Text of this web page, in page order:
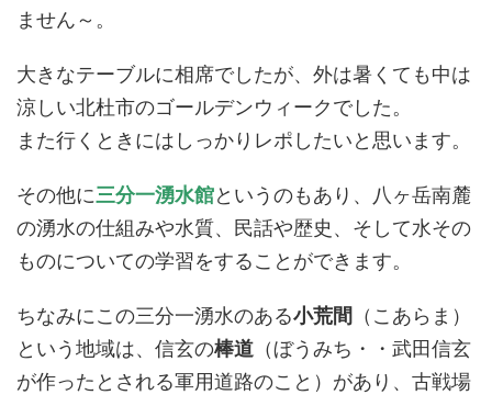
ません～。
大きなテーブルに相席でしたが、外は暑くても中は
涼しい北杜市のゴールデンウィークでした。
また行くときにはしっかりレポしたいと思います。
その他に三分一湧水館というのもあり、八ヶ岳南麓
の湧水の仕組みや水質、民話や歴史、そして水その
ものについての学習をすることができます。
ちなみにこの三分一湧水のある小荒間 （こあらま）
という地域は、信玄の棒道 （ぼうみち・・武田信玄
が作ったとされる軍用道路のこと）があり、古戦場